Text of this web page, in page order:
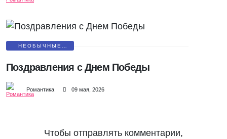
НЕОБЫЧНЫЕ
Поздравления с Днем Победы
Романтика 09 мая, 2026
Чтобы отправлять комментарии,